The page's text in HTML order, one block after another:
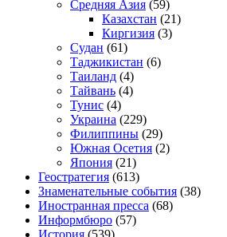
Средняя Азия (59)
Казахстан (21)
Киргизия (3)
Судан (61)
Таджикистан (6)
Таиланд (4)
Тайвань (4)
Тунис (4)
Украина (229)
Филиппины (29)
Южная Осетия (2)
Япония (21)
Геостратегия (613)
Знаменательные события (38)
Иностранная пресса (68)
Информбюро (57)